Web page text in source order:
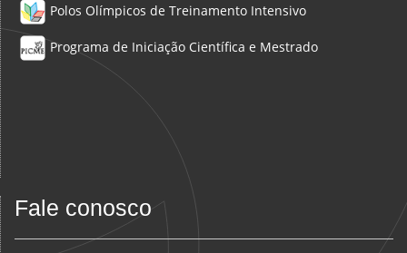
Polos Olímpicos de Treinamento Intensivo
Programa de Iniciação Científica e Mestrado
Fale conosco